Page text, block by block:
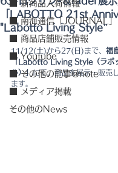
■ 新商品入荷情報
■ 南海通信「JOURNAL
■ 商品店舗販売情報
■ Youtube
■ その他の記事@note
■ メディア掲載
その他のNews
「LABOTTO 21st
"Labotto Living Style”
11/12(土)から27(日)まで、 福
「Labotto Living Style（ラボ
ル）」にて、商品を展示・販売
ます。